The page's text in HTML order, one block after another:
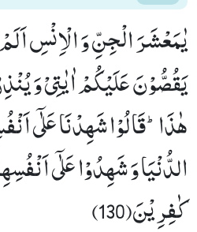
یٰمَعْشَرَ الْجِنِّ وَ الْاِنْسِ
یَقُصُّوْنَ عَلَیْكُمْ اٰیٰتِیْ وَ
هٰذَاؕ-قَالُوْا شَهِدْنَا عَلٰۤى
الدُّنْیَا وَ شَهِدُوْا عَلٰۤى
كٰفِرِیْنَ(130)